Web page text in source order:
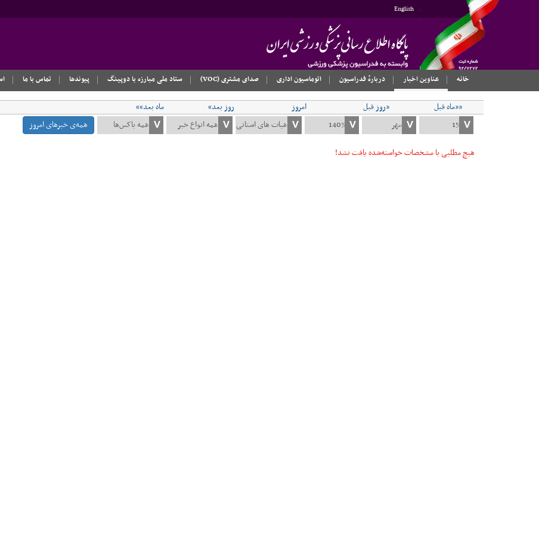
English
خانه
عناوین اخبار دربارهٔ فدراسیون اتوماسیون اداری صدای مشتری (VOC) ستاد ملی مبارزه با دوپینگ پیوندها تماس با ما
««ماه قبل «روز قبل امروز روز بعد»
ماه بعد»»
همه‌ی خبرهای امروز
هیچ مطلبی با مشخصات خواسته‌شده یافت نشد!